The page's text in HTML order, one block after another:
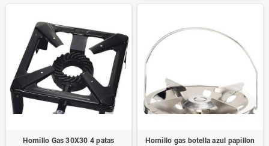
Hornillo Gas 30X30 4 patas Hornillo gas botella azul papillon